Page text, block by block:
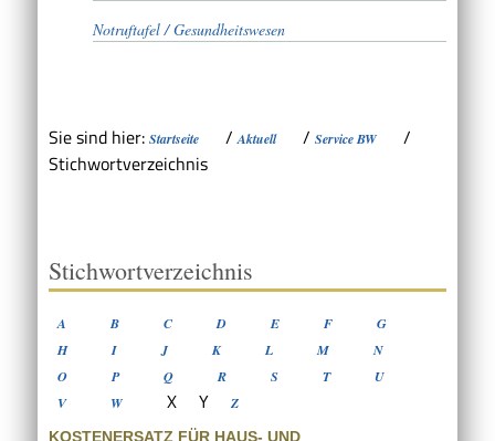
Notruftafel / Gesundheitswesen
Sie sind hier: Startseite /Aktuell / Service BW
/
Stichwortverzeichnis
Stichwortverzeichnis
A B C D E F
G
H
I J K L M
N
O
P Q R S T
U
V
W X Y Z
KOSTENERSATZ FÜR HAUS- UND